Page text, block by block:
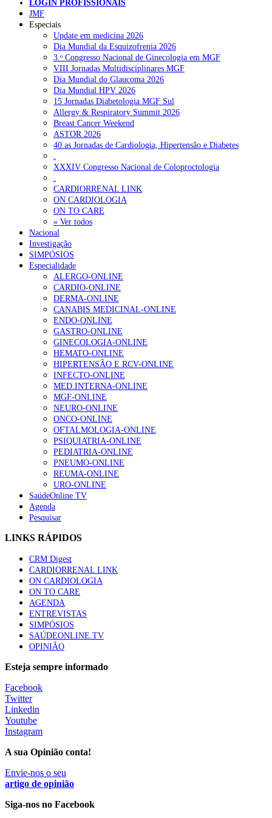
Investigação na área da Canábis Medicinal: Situação atual e
NOTÍCIAS RECENTES
Quase 11.900 jovens recorreram aos cheques psicólogo e
nutricionista no primeiro mês 7 de Agosto, 2026
ULS de Coimbra estreia cirurgia endoscópica do ouvido com
apoio robótico em Portugal 7 de Agosto, 2026
Enfermeiros exigem esclarecimentos sobre eventual gestão
privada da ULS do Algarve
Ordem dos Médicos alerta para riscos no novo sistema de acesso
a consultas e cirurgias 7 de Agosto, 2026
Portugal está a formar os médicos de que precisa?
2026
NOTÍCIAS MAIS LIDAS
Enfermagem Forense. “Da urgência ao tribunal, cada
gesto conta e cada profissional faz a diferença”
202 visualizações
Alguns milhares de utentes podem ficar sem médico de
família com nova regras do registo, alerta associação
155 visualizações
1.º Episódio do Podcast “Frequência Cardio – Sintoniza-
te na Insuficiência Cardíaca” da Bayer
99 visualizações
“Os programas de rastreio do cancro do pulmão são
custo-efetivos e representam um investimento
sustentável para os sistemas de saúde”
88 visualizações
Quase quatro em cada dez doentes com enfarte
apresentavam níveis elevados de Lp(a), revela estudo
86 visualizações
Trodelvy aprovado para primeira linha no cancro da
mama triplo negativo metastático em doentes não
elegíveis para inibidores PD-(L)1
MAIS NOTÍCIAS
Quase 11.900 jovens recorreram aos cheques psicólogo e
nutricionista no primeiro mês
7 Ago, 2026|0 Comments
ULS de Coimbra estreia cirurgia endoscópica do ouvido com
apoio robótico em Portugal
LOGIN PROFISSIONAIS
JMF
Especiais
Update em medicina 2026
Dia Mundial da Esquizofrenia 2026
3.ᵒ Congresso Nacional de Ginecologia em MGF
VIII Jornadas Multidisciplinares MGF
Dia Mundial do Glaucoma 2026
Dia Mundial HPV 2026
15 Jornadas Diabetologia MGF Sul
Allergy & Respiratory Summit 2026
Breast Cancer Weekend
ASTOR 2026
40.as Jornadas de Cardiologia, Hipertensão e Diabetes
.
XXXIV Congresso Nacional de Coloproctologia
.
CARDIORRENAL LINK
ON CARDIOLOGIA
ON TO CARE
» Ver todos
Nacional
Investigação
SIMPÓSIOS
Especialidade
ALERGO-ONLINE
CARDIO-ONLINE
DERMA-ONLINE
CANABIS MEDICINAL-ONLINE
ENDO-ONLINE
GASTRO-ONLINE
GINECOLOGIA-ONLINE
HEMATO-ONLINE
HIPERTENSÃO E RCV-ONLINE
INFECTO-ONLINE
MED.INTERNA-ONLINE
MGF-ONLINE
NEURO-ONLINE
ONCO-ONLINE
OFTALMOLOGIA-ONLINE
PSIQUIATRIA-ONLINE
PEDIATRIA-ONLINE
PNEUMO-ONLINE
REUMA-ONLINE
URO-ONLINE
SaúdeOnline TV
Agenda
Pesquisar
LINKS RÁPIDOS
CRM Digest
CARDIORRENAL LINK
ON CARDIOLOGIA
ON TO CARE
AGENDA
ENTREVISTAS
SIMPÓSIOS
SAÚDEONLINE.TV
OPINIÃO
Esteja sempre informado
Facebook
Twitter
Linkedin
Youtube
Instagram
A sua Opinião conta!
Envie-nos o seu
artigo de opinião
Siga-nos no Facebook